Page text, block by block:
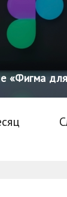
«Фигма